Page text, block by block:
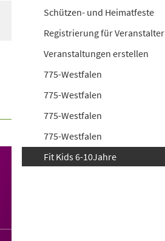
Schützen- und Heimatfeste
Registrierung für Veranstalter
Veranstaltungen erstellen
775-Westfalen
775-Westfalen
775-Westfalen
775-Westfalen
Fit Kids 6-10Jahre